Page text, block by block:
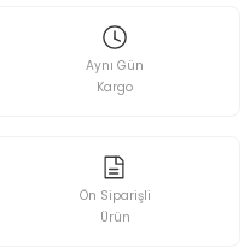
Aynı Gün
Kargo
Ön Siparişli
Ürün